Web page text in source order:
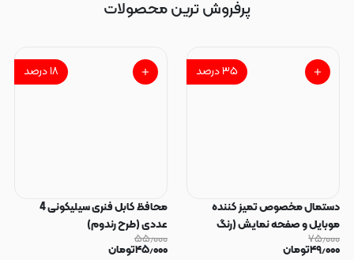
پرفروش ترین محصولات
۳۵درصد
دستمال مخصوص تمیز کننده
موبایل و صفحه نمایش (رنگ
رندوم)
۷۵٫۰۰۰
۴۹٫۰۰۰تومان
۱۸درصد
محافظ کابل فنری سیلیکونی 4
عددی (طرح رندوم)
۵۵٫۰۰۰
۴۵٫۰۰۰تومان